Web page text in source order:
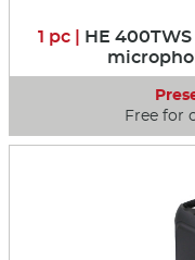
1 pc | HE
Free for